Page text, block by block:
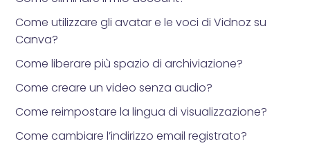
Come utilizzare gli avatar e le voci di Vidnoz su
Canva?
Come liberare più spazio di archiviazione?
Come creare un video senza audio?
Come reimpostare la lingua di visualizzazione?
Come cambiare l’indirizzo email registrato?